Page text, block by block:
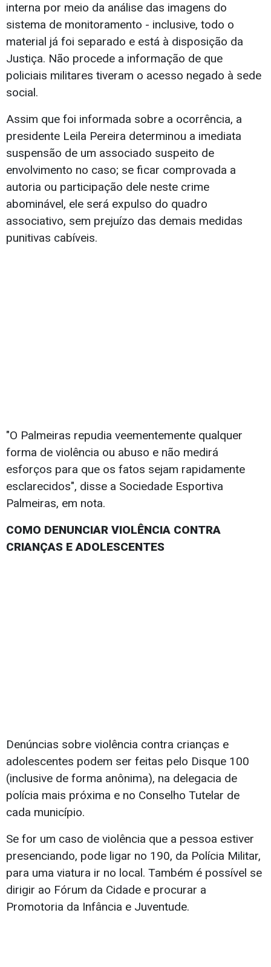
interna por meio da análise das imagens do
sistema de monitoramento - inclusive, todo o
material já foi separado e está à disposição da
Justiça. Não procede a informação de que
policiais militares tiveram o acesso negado à sede
social.
Assim que foi informada sobre a ocorrência, a
presidente Leila Pereira determinou a imediata
suspensão de um associado suspeito de
envolvimento no caso; se ficar comprovada a
autoria ou participação dele neste crime
abominável, ele será expulso do quadro
associativo, sem prejuízo das demais medidas
punitivas cabíveis.
"O Palmeiras repudia veementemente qualquer
forma de violência ou abuso e não medirá
esforços para que os fatos sejam rapidamente
esclarecidos", disse a Sociedade Esportiva
Palmeiras, em nota.
COMO DENUNCIAR VIOLÊNCIA CONTRA
CRIANÇAS E ADOLESCENTES
Denúncias sobre violência contra crianças e
adolescentes podem ser feitas pelo Disque 100
(inclusive de forma anônima), na delegacia de
polícia mais próxima e no Conselho Tutelar de
cada município.
Se for um caso de violência que a pessoa estiver
presenciando, pode ligar no 190, da Polícia Militar,
para uma viatura ir no local. Também é possível se
dirigir ao Fórum da Cidade e procurar a
Promotoria da Infância e Juventude.